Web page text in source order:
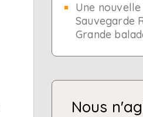
Une
Sauvegarde
Grande
Nous